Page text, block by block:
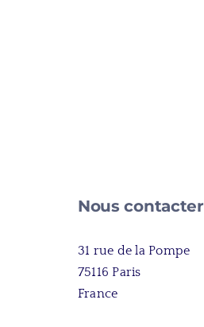
Nous contacter
31 rue de la Pompe
75116 Paris
France